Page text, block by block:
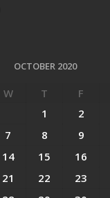
OCTOBER 2020
W T F
1
2
7 8 9
14 15 16
21 22 23